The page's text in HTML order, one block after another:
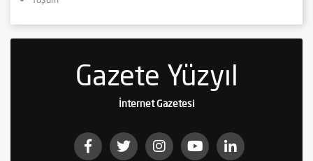
Gazete Yüzyıl
İnternet Gazetesi